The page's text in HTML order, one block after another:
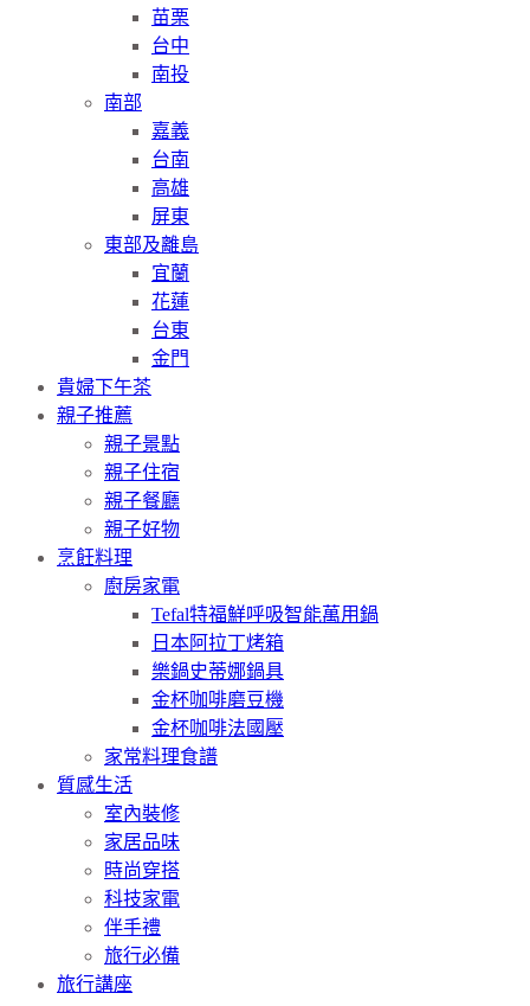
苗栗
台中
南投
南部
嘉義
台南
高雄
屏東
東部及離島
宜蘭
花蓮
台東
金門
貴婦下午茶
親子推薦
親子景點
親子住宿
親子餐廳
親子好物
烹飪料理
廚房家電
Tefal特福鮮呼吸智能萬用鍋
日本阿拉丁烤箱
樂鍋史蒂娜鍋具
金杯咖啡磨豆機
金杯咖啡法國壓
家常料理食譜
質感生活
室內裝修
家居品味
時尚穿搭
科技家電
伴手禮
旅行必備
旅行講座